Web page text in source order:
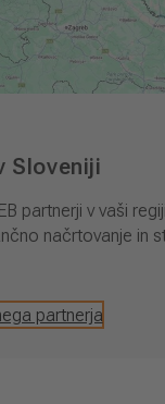
Sloveniji
partnerji v vaši
načrtovanje in
partnerja